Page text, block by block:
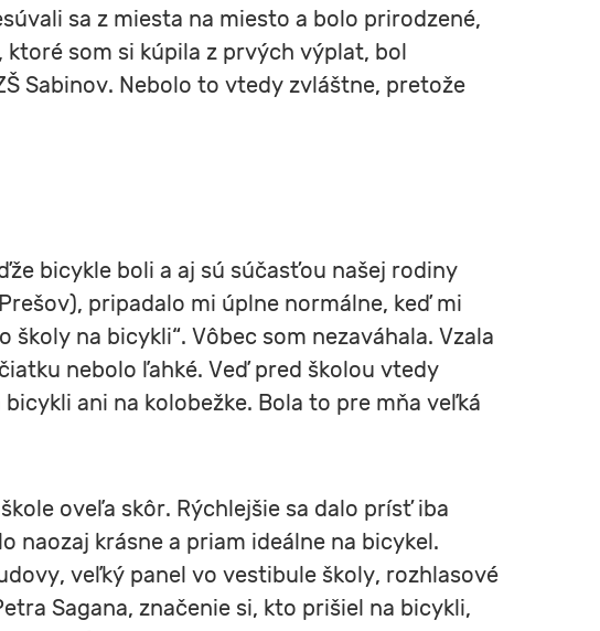
sa z miesta na miesto a bolo prirodzené,
ktoré som si kúpila z prvých výplat, bol
Sabinov. Nebolo to vtedy zvláštne, pretože
bicykle boli a aj sú súčasťou našej rodiny
pripadalo mi úplne normálne, keď mi
na bicykli“. Vôbec som nezaváhala. Vzala
nebolo ľahké. Veď pred školou vtedy
ani na kolobežke. Bola to pre mňa veľká
oveľa skôr. Rýchlejšie sa dalo prísť iba
naozaj krásne a priam ideálne na bicykel.
veľký panel vo vestibule školy, rozhlasové
Sagana, značenie si, kto prišiel na bicykli,